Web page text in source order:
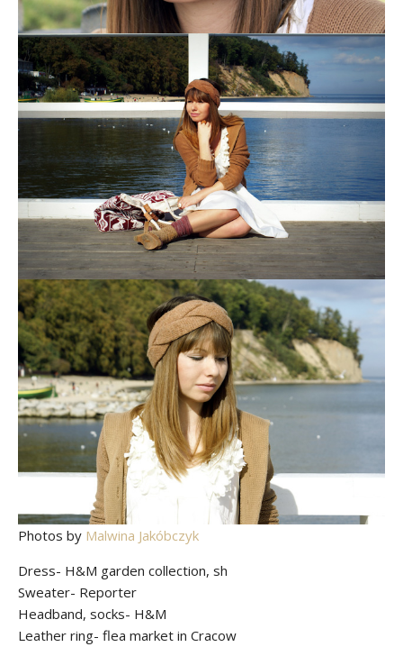
Photos by Malwina Jakóbczyk
Dress- H&M garden collection, sh
Sweater- Reporter
Headband, socks- H&M
Leather ring- flea market in Cracow